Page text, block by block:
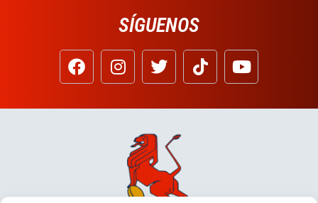
SÍGUENOS